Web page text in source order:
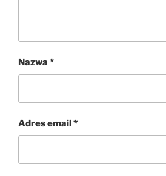
Nazwa *
Adres email*